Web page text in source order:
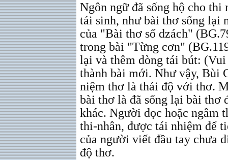
Ngôn ngữ đã sống hộ cho thi
tái sinh, như bài thơ sống lại
của "Bài thơ số dzách"
trong bài "Từng cơn"
lại và thêm dòng tái bút:
thành bài mới. Như vậy, Bùi
niệm thơ là thái độ với thơ.
bài thơ là đã sống lại bài thơ
khác. Người đọc hoặc ngâm
thi-nhân, được tái nhiệm để
của người viết đầu tay chưa
độ thơ.